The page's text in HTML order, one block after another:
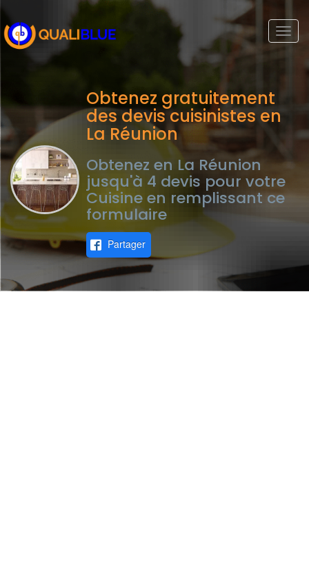
Obtenez gratuitement
des devis cuisinistes en
La Réunion
Obtenez en La Réunion
jusqu'à 4 devis pour votre
Cuisine en remplissant ce
formulaire
Partager